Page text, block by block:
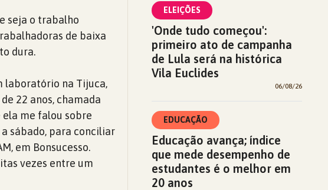
seja o trabalho
de baixa
dura.
laboratório na Tijuca,
22 anos, chamada
ela me falou sobre
sábado, para conciliar
em Bonsucesso.
vezes entre um
ELEIÇÕES
'Onde tudo começou':
primeiro ato de campanha
de Lula será na histórica
Vila Euclides
06/08/26
EDUCAÇÃO
Educação avança; índice
que mede desempenho de
estudantes é o melhor em
20 anos